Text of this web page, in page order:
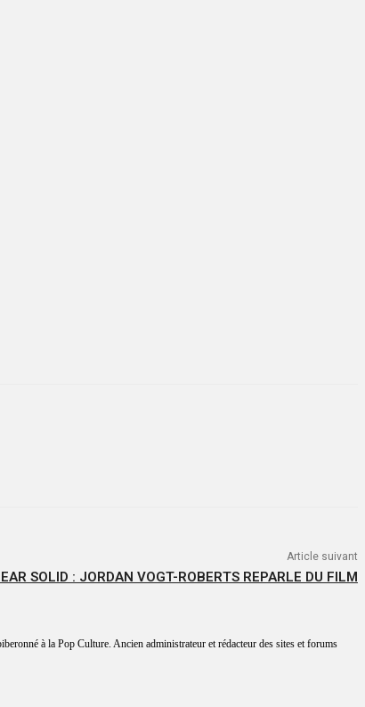
Article suivant
SOLID : JORDAN VOGT-ROBERTS REPARLE DU FILM
à la Pop Culture. Ancien administrateur et rédacteur des sites et forums